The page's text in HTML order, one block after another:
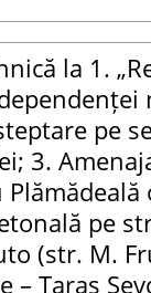
la 1.
pe
3.
pe
(str. M.
– Taras